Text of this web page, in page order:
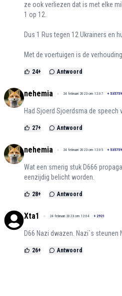
ze ook verliezen dat is met elke
1 op 12.
Dus 1 Rus tegen 12 Ukrainers en
Met de voertuigen is de
24+ Antwoord
nehemia 24 februari 2023 om 12:07 + 535759
Had Sjoerd Sjoerdsma de speech
27+ Antwoord
nehemia 24 februari 2023 om 12:05 + 535759
Wat een smerig stuk D666
eenzijdig belicht worden.
28+ Antwoord
Xta1 24 februari 2023 om 12:04 + 2921
D66 Nazi dwazen. Nazi`s steunen
26+ Antwoord